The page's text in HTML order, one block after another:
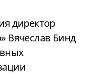
директор
Вячеслав Бинд